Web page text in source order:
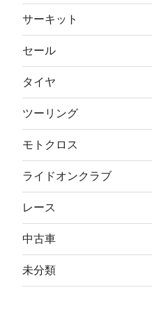
サーキット
セール
タイヤ
ツーリング
モトクロス
ライドオンクラブ
レース
中古車
未分類